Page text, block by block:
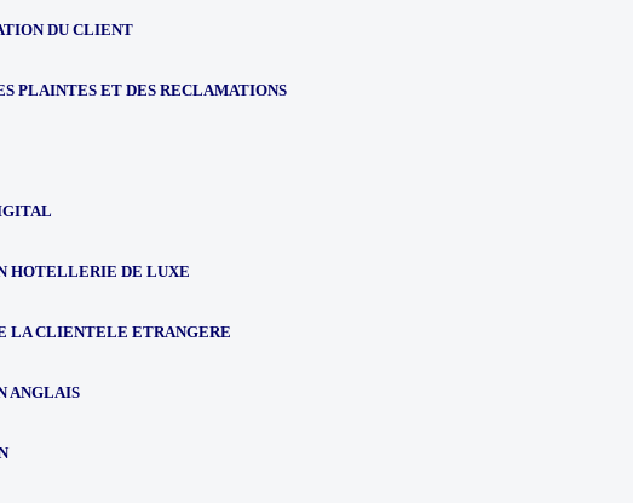
DU CLIENT
PLAINTES ET DES RECLAMATIONS
HOTELLERIE DE LUXE
LA CLIENTELE ETRANGERE
ANGLAIS